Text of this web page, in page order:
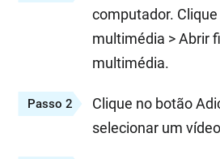
computador.
multimédia > Abrir
multimédia.
Passo 2
Clique no botão
selecionar um